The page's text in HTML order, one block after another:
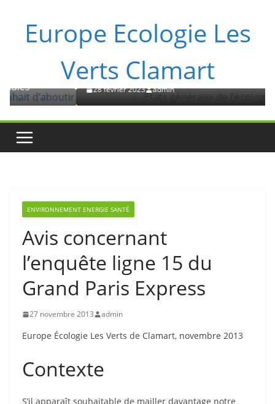
contenuEurope Ecologie Les
Verts Clamart
NON CATÉGORISÉ
Etats généraux de l’écologie
28 février 2023 admin
ENVIRONNEMENT ENERGIE SANTÉ
Avis concernant
l’enquête ligne 15 du
Grand Paris Express
27 novembre 2013 admin
Europe Écologie Les Verts de Clamart, novembre 2013
Contexte
S’il apparaît souhaitable de mailler davantage notre